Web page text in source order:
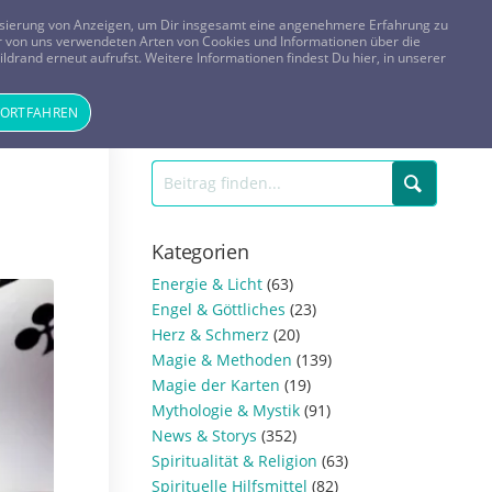
FRAGEN? KOSTENLOS ANRUFEN: 0800-8478266
Magazin ANMELDEN REGISTRIEREN
Kategorien
Energie & Licht (63)
Engel & Göttliches (23)
Herz & Schmerz (20)
Magie & Methoden (139)
Magie der Karten (19)
Mythologie & Mystik (91)
News & Storys (352)
Spiritualität & Religion (63)
Spirituelle Hilfsmittel (82)
von Anzeigen, um Dir insgesamt eine angenehmere Erfahrung zu
uns verwendeten Arten von Cookies und Informationen über die
erneut aufrufst. Weitere Informationen findest Du hier, in unserer